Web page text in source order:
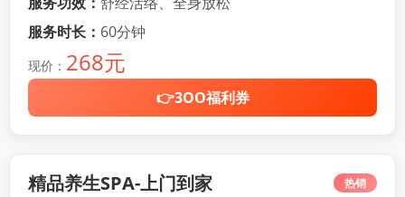
服务时长： 60分钟
现价： 268元
👉3OO福利券
精品养生SPA-上门到家 热销